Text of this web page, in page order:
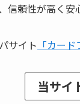
信頼性が高く
サイト 「カー
当サイ